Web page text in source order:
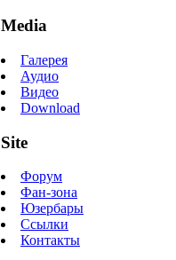
Media
Галерея
Аудио
Видео
Download
Site
Форум
Фан-зона
Юзербары
Ссылки
Контакты